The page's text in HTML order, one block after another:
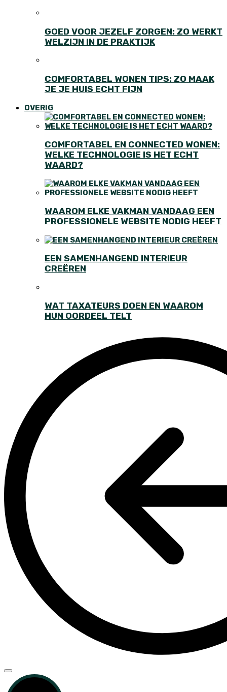
GOED VOOR JEZELF ZORGEN: ZO WERKT
WELZIJN IN DE PRAKTIJK
COMFORTABEL WONEN TIPS: ZO MAAK
JE JE HUIS ECHT FIJN
OVERIG
COMFORTABEL EN CONNECTED WONEN:
WELKE TECHNOLOGIE IS HET ECHT
WAARD?
WAAROM ELKE VAKMAN VANDAAG EEN
PROFESSIONELE WEBSITE NODIG HEEFT
EEN SAMENHANGEND INTERIEUR
CREËREN
WAT TAXATEURS DOEN EN WAAROM
HUN OORDEEL TELT